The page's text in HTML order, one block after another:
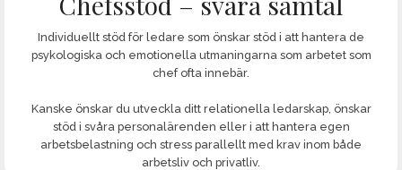
Individuellt stöd för ledare som önskar stöd i att hantera de
psykologiska och emotionella utmaningarna som arbetet som
chef ofta innebär.
Kanske önskar du utveckla ditt relationella ledarskap, önskar
stöd i svåra personalärenden eller i att hantera egen
arbetsbelastning och stress parallellt med krav inom både
arbetsliv och privatliv.